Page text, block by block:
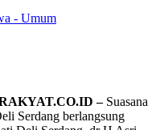
- Umum
– Suasana
Serdang berlangsung